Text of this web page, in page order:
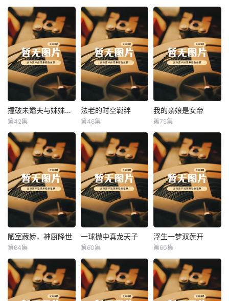
撞破未婚夫与妹妹打野战 撞破未婚夫与妹妹打野战
第42集
法老的时空羁绊
法老的时空羁绊
第46集
我的亲娘是女帝
我的亲娘是女帝
第75集
陋室藏娇，神厨降世
陋室藏娇，神厨降世
第64集
一球抛中真龙天子
一球抛中真龙天子
第60集
浮生一梦双莲开
浮生一梦双莲开
第60集